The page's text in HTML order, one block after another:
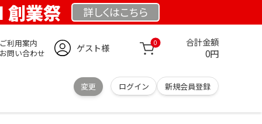
創業祭 詳しくはこちら
利用案内
問い合わせ
ゲスト様 0 合計金額
0円
変更 ログイン 新規会員登録